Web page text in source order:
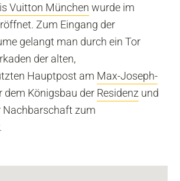
Vuitton München wurde im
Zum Eingang der
gelangt man durch ein Tor
der alten,
Hauptpost am Max-Joseph-
dem Königsbau der Residenz und
Nachbarschaft zum
.